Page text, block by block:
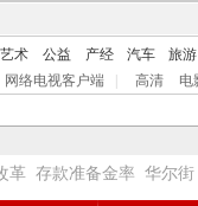
艺术 公益 产经 汽车 旅游
网络电视客户端 高清 电
革 存款准备金率 华尔街